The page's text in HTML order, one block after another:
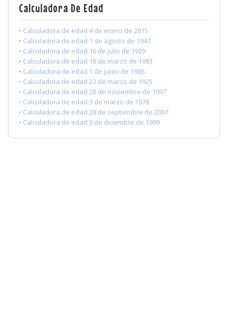
Calculadora De Edad
• Calculadora de edad 4 de enero de 2015
• Calculadora de edad 1 de agosto de 1947
• Calculadora de edad 16 de julio de 1929
• Calculadora de edad 18 de marzo de 1983
• Calculadora de edad 1 de junio de 1986
• Calculadora de edad 23 de marzo de 1925
• Calculadora de edad 28 de noviembre de 1997
• Calculadora de edad 3 de marzo de 1978
• Calculadora de edad 28 de septiembre de 2007
• Calculadora de edad 3 de diciembre de 1999